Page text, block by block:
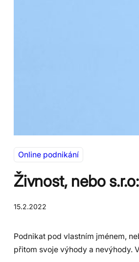
Online podnikání
Živnost, nebo
15.2.2022
Podnikat pod vlastním jménem,
přitom svoje výhody a nevýhody.